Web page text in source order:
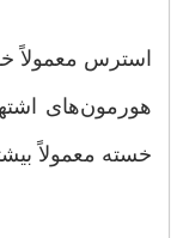
استرس معمولاً
هورمون‌های
خسته معمولاً